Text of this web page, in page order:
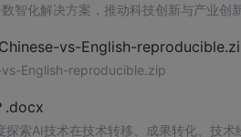
智化解决方案，推动科技创新与产业创
vs-English-
vs-English-reproducible.zip
.docx
索AI技术在技术转移、成果转化、技